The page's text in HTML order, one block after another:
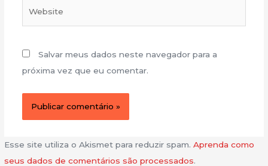
Salvar meus dados neste navegador para a
próxima vez que eu comentar.
Esse site utiliza o Akismet para reduzir spam.Aprenda como
seus dados de comentários são processados.